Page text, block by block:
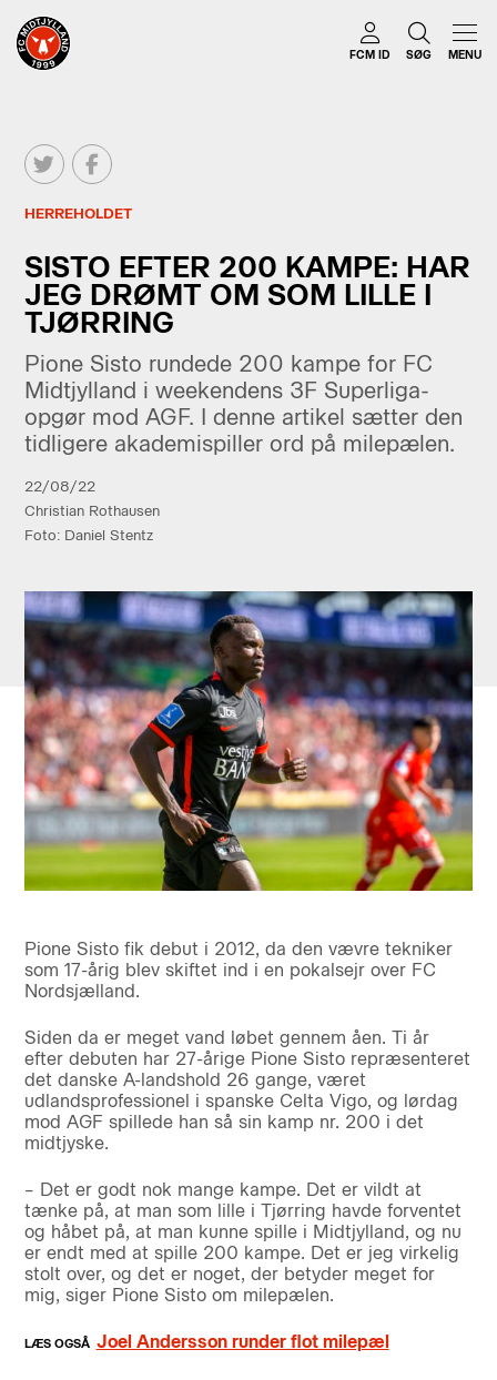
FCM ID SØG MENU
HERREHOLDET
SISTO EFTER 200 KAMPE: HAR
JEG DRØMT OM SOM LILLE I
TJØRRING
Pione Sisto rundede 200 kampe for FC
Midtjylland i weekendens 3F Superliga-
opgør mod AGF. I denne artikel sætter den
tidligere akademispiller ord på milepælen.
22/08/22
Christian Rothausen
Foto: Daniel Stentz
Pione Sisto fik debut i 2012, da den vævre tekniker
som 17-årig blev skiftet ind i en pokalsejr over FC
Nordsjælland.
Siden da er meget vand løbet gennem åen. Ti år
efter debuten har 27-årige Pione Sisto repræsenteret
det danske A-landshold 26 gange, været
udlandsprofessionel i spanske Celta Vigo, og lørdag
mod AGF spillede han så sin kamp nr. 200 i det
midtjyske.
– Det er godt nok mange kampe. Det er vildt at
tænke på, at man som lille i Tjørring havde forventet
og håbet på, at man kunne spille i Midtjylland, og nu
er endt med at spille 200 kampe. Det er jeg virkelig
stolt over, og det er noget, der betyder meget for
mig, siger Pione Sisto om milepælen.
Joel Andersson runder flot milepæl